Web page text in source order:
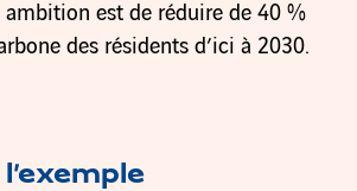
ambition est de réduire de 40 %
des résidents d’ici à 2030.